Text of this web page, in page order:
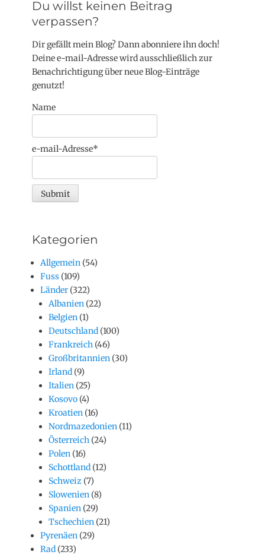
Du willst keinen Beitrag
verpassen?
Dir gefällt mein Blog? Dann abonniere ihn doch!
Deine e-mail-Adresse wird ausschließlich zur
Benachrichtigung über neue Blog-Einträge
genutzt!
Name
e-mail-Adresse*
Kategorien
Allgemein (54)
Fuss (109)
Länder (322)
Albanien (22)
Belgien (1)
Deutschland (100)
Frankreich (46)
Großbritannien (30)
Irland (9)
Italien (25)
Kosovo (4)
Kroatien (16)
Nordmazedonien (11)
Österreich (24)
Polen (16)
Schottland (12)
Schweiz (7)
Slowenien (8)
Spanien (29)
Tschechien (21)
Pyrenäen (29)
Rad (233)